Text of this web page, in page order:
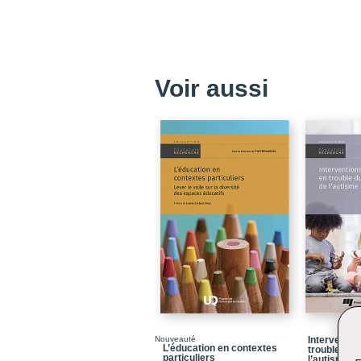
Voir aussi
Nouveauté
L’éducation en contextes
particuliers
trouble du